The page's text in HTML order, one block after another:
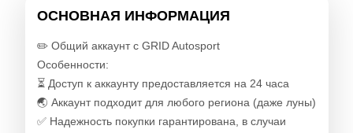
ОСНОВНАЯ ИНФОРМАЦИЯ
✏️ Общий аккаунт с GRID Autosport
Особенности:
⏳ Доступ к аккаунту предоставляется на 24 часа
🌏 Аккаунт подходит для любого региона (даже луны)
✅ Надежность покупки гарантирована, в случаи